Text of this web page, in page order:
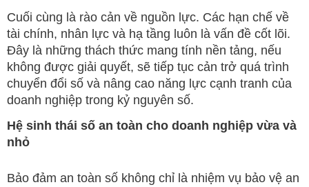
Cuối cùng là rào cản về nguồn lực. Các hạn chế về
tài chính, nhân lực và hạ tầng luôn là vấn đề cốt lõi.
Đây là những thách thức mang tính nền tảng, nếu
không được giải quyết, sẽ tiếp tục cản trở quá trình
chuyển đổi số và nâng cao năng lực cạnh tranh của
doanh nghiệp trong kỷ nguyên số.
Hệ sinh thái số an toàn cho doanh nghiệp vừa và
nhỏ
Bảo đảm an toàn số không chỉ là nhiệm vụ bảo vệ an